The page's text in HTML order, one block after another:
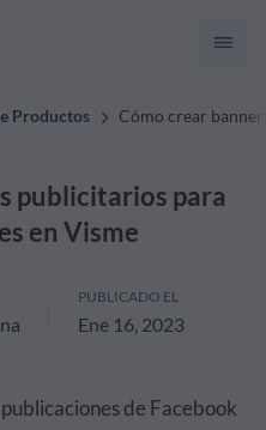
Productos Cómo crear
publicitarios para
en Visme
PUBLICADO EL
Ene 16, 2023
de Facebook